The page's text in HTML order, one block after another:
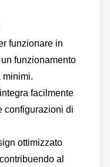
funzionare in
funzionamento
minimi.
facilmente
configurazioni di
ottimizzato
al